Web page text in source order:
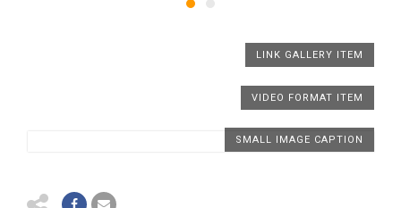
LINK GALLERY ITEM
VIDEO FORMAT ITEM
SMALL IMAGE CAPTION